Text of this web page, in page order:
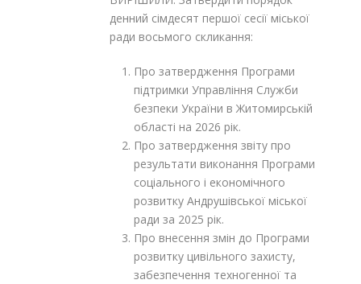
денний сімдесят першої сесії міської
ради восьмого скликання:
Про затвердження Програми
підтримки Управління Служби
безпеки України в Житомирській
області на 2026 рік.
Про затвердження звіту про
результати виконання Програми
соціального і економічного
розвитку Андрушівської міської
ради за 2025 рік.
Про внесення змін до Програми
розвитку цивільного захисту,
забезпечення техногенної та